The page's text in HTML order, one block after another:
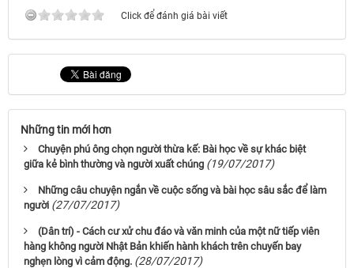
Click để đánh giá bài viết
Những tin mới hơn
Chuyện phú ông chọn người thừa kế: Bài học về sự khác biệt
giữa kẻ bình thường và người xuất chúng (19/07/2017)
Những câu chuyện ngắn về cuộc sống và bài học sâu sắc để làm
người (27/07/2017)
(Dân trí) - Cách cư xử chu đáo và văn minh của một nữ tiếp viên
hàng không người Nhật Bản khiến hành khách trên chuyến bay
nghẹn lòng vì cảm động. (28/07/2017)